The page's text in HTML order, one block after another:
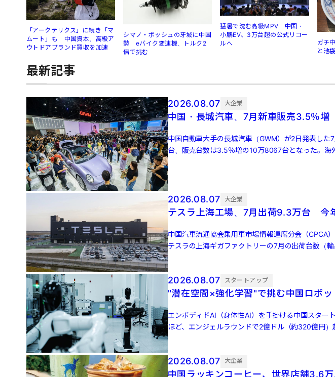
「アークテリクス」に続き「マ
ムート」も 中国資本、高級ア
ウトドアブランド買収を加速
シマノ・ボッシュの牙城に中国
勢 eバイク変速機、トルク2
倍で挑む
猛暑で沈む高級MPV 中国・
小鵬EV、3万台超の公式リコー
ルへ
ガチ
と池
最新記事
2026.08.07 大企業
中国・長城汽車、7月新車販売3.5％
中国自動車大手の長城汽車（GWM）が2日発表し
台、販売台数は3.5％増の10万8067台となった。海
3万4651 […]
2026.08.07 大企業
テスラ上海工場、7月出荷9.3万台 今
中国汽車流通協会乗用車市場情報連席分会（CPCA
テスラの上海ギガファクトリーの7月の出荷台数（
増、前月比5.0％増 […]
2026.08.07 スタートアップ
"潜在空間×強化学習"で挑む中国ロボ
エンボディドAI（身体性AI）を手掛ける中国スタ
ほど、エンジェルラウンドで2億ドル（約320億円
（JDドット […]
2026.08.07 大企業
中国ラッキンコーヒー、世界店舗3.6